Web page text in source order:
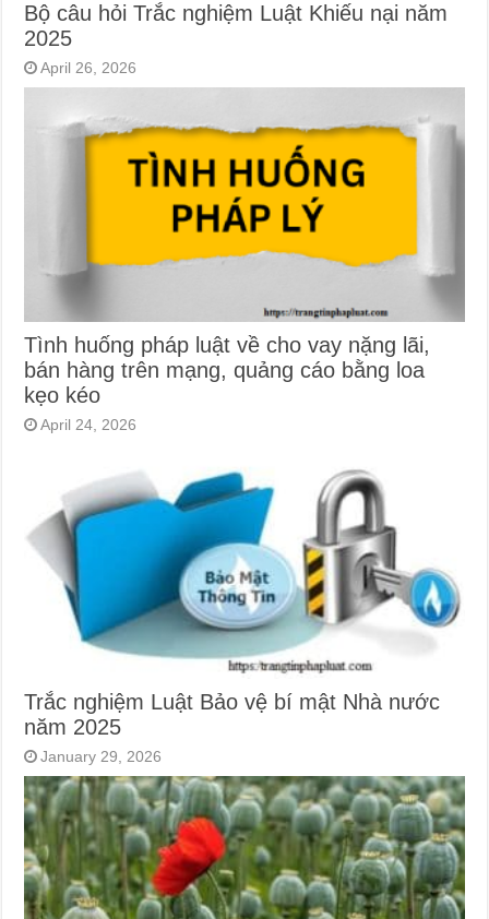
Bộ câu hỏi Trắc nghiệm Luật Khiếu nại năm
2025
April 26, 2026
Tình huống pháp luật về cho vay nặng lãi,
bán hàng trên mạng, quảng cáo bằng loa
kẹo kéo
April 24, 2026
Trắc nghiệm Luật Bảo vệ bí mật Nhà nước
năm 2025
January 29, 2026